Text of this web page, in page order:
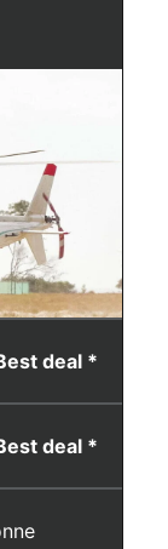
deal *
deal *